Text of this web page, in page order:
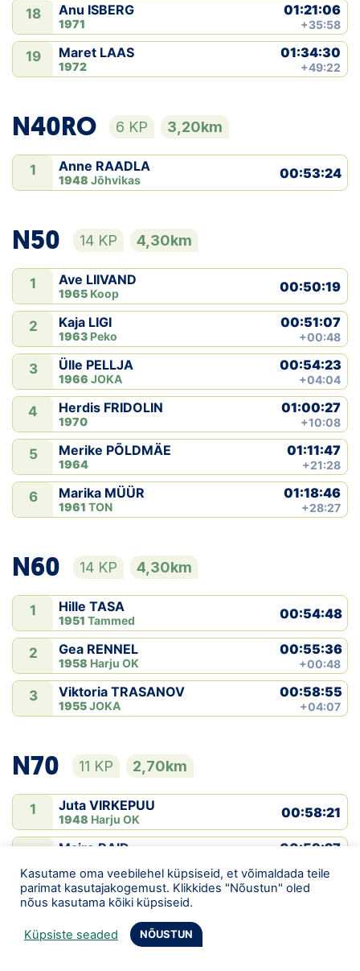
18 Anu ISBERG
1971
01:21:06
+35:58
19 Maret LAAS
1972
01:34:30
+49:22
N40RO 6 KP 3,20km
1 Anne RAADLA
1948 Jõhvikas 00:53:24
N50 14 KP 4,30km
1 Ave LIIVAND
1965 Koop 00:50:19
2 Kaja LIGI
1963 Peko
00:51:07
+00:48
3 Ülle PELLJA
1966 JOKA
00:54:23
+04:04
4 Herdis FRIDOLIN
1970
01:00:27
+10:08
5 Merike PÕLDMÄE
1964
01:11:47
+21:28
6 Marika MÜÜR
1961 TON
01:18:46
+28:27
N60 14 KP 4,30km
1 Hille TASA
1951 Tammed 00:54:48
2 Gea RENNEL
1958 Harju OK
00:55:36
+00:48
3 Viktoria TRASANOV
1955JOKA
00:58:55
+04:07
N70 11 KP 2,70km
1 Juta VIRKEPUU
1948 Harju OK 00:58:21
Maire RAID 00:59:27
3 Ülle MÕISTLIK
1938Orion
01:03:42
4 Ülle GURKINA
Kasutame oma veebilehel küpsiseid, et võimaldada teile
parimat kasutajakogemust. Klikkides "Nõustun" oled
nõus kasutama kõiki küpsiseid.
Küpsiste seaded NÕUSTUN